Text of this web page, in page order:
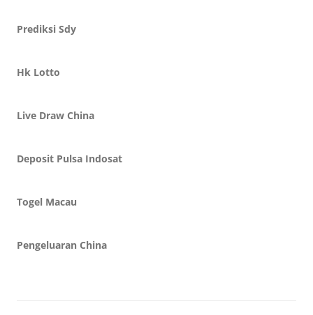
Prediksi Sdy
Hk Lotto
Live Draw China
Deposit Pulsa Indosat
Togel Macau
Pengeluaran China